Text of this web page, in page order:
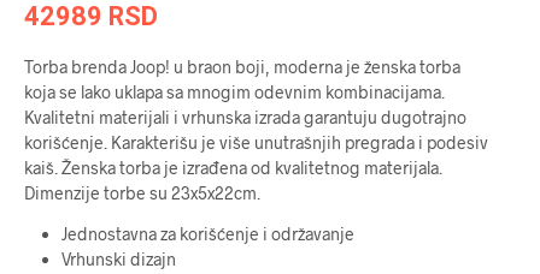
42989 RSD
Torba brenda Joop! u braon boji, moderna je ženska torba
koja se lako uklapa sa mnogim odevnim kombinacijama.
Kvalitetni materijali i vrhunska izrada garantuju dugotrajno
korišćenje. Karakterišu je više unutrašnjih pregrada i podesiv
kaiš. Ženska torba je izrađena od kvalitetnog materijala.
Dimenzije torbe su 23x5x22cm.
Jednostavna za korišćenje i održavanje
Vrhunski dizajn